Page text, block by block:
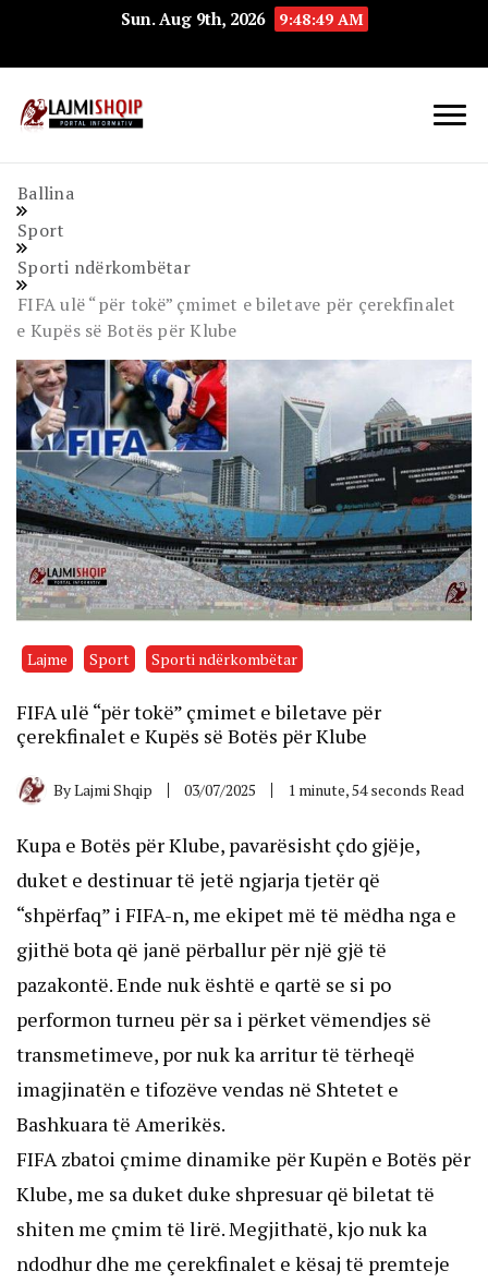
Sun. Aug 9th, 2026 9:48:50 AM
Ballina
Sport
Sporti ndërkombëtar
FIFA ulë “për tokë” çmimet e biletave për çerekfinalet
e Kupës së Botës për Klube
Lajme Sport Sporti ndërkombëtar
FIFA ulë “për tokë” çmimet e biletave për
çerekfinalet e Kupës së Botës për Klube
ByLajmi Shqip 03/07/2025 1 minute, 54 seconds Read
Kupa e Botës për Klube, pavarësisht çdo gjëje,
duket e destinuar të jetë ngjarja tjetër që
“shpërfaq” i FIFA-n, me ekipet më të mëdha nga e
gjithë bota që janë përballur për një gjë të
pazakontë. Ende nuk është e qartë se si po
performon turneu për sa i përket vëmendjes së
transmetimeve, por nuk ka arritur të tërheqë
imagjinatën e tifozëve vendas në Shtetet e
Bashkuara të Amerikës.
FIFA zbatoi çmime dinamike për Kupën e Botës për
Klube, me sa duket duke shpresuar që biletat të
shiten me çmim të lirë. Megjithatë, kjo nuk ka
ndodhur dhe me çerekfinalet e kësaj të premteje